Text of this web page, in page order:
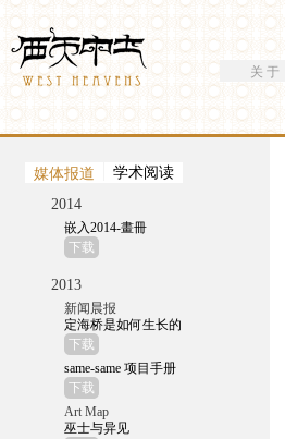
关 于
索表单
索
媒体报道
（活动标签）学术阅读
2014
嵌入2014-畫冊
下载
2013
新闻晨报
定海桥是如何生长的
下载
same-same 项目手册
下载
Art Map
巫士与异见